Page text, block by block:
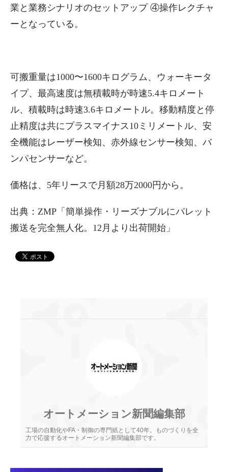
業と業務シナリオのセットアップ ④操作レクチャ
ーとなっている。
可搬重量は1000〜1600キログラム、ウォーキータ
イプ、最高速度は無積載時が時速5.4キロメート
ル、積載時は時速3.6キロメートル。移動精度と停
止精度は共にプラスマイナス10ミリメートル、安
全機能はレーザー検知、赤外線センサー検知、バ
ンパセンサーなど。
価格は、5年リースで月額28万2000円から。
出典：ZMP「簡単操作・リーズナブルにパレット
搬送を完全無人化。12月より出荷開始」
オートメーション新聞編集部
工場の自動化やFA・制御の専門紙として40年。ものづくりを全
力で応援するオートメーション新聞編集部です。